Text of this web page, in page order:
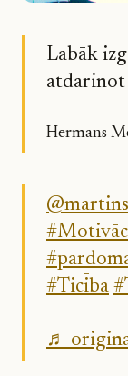
Labāk
atdarinot
Hermans
#Ticība
♬